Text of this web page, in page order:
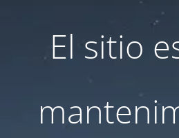
El sitio